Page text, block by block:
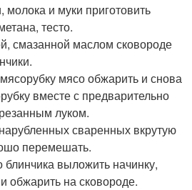
молока и муки приготовить
тесто.
смазанной маслом сковороде
мясо обжарить и снова
вместе с предварительно
луком.
сваренных вкрутую
перемешать.
блинчика выложить начинку,
обжарить на сковороде.